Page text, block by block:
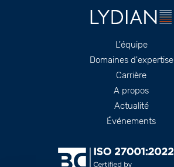
L'équipe
Domaines d'expertise
Carrière
A propos
Actualité
Événements